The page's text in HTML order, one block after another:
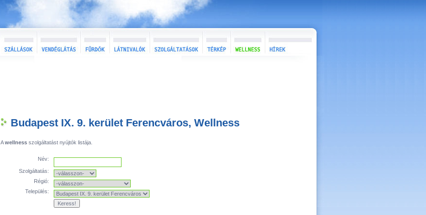
Budapest IX. 9. kerület Ferencváros, Wellness
Awellness szolgáltatást nyújtók listája.
Név:
Szolgáltatás:
Régió:
Település: